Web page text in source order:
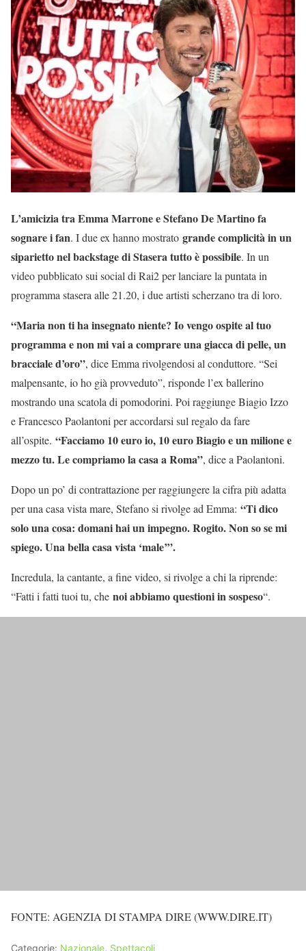
L’amicizia tra Emma Marrone e Stefano De Martino fa
sognare i fan. I due ex hanno mostrato grande complicità in un
siparietto nel backstage di Stasera tutto è possibile. In un
video pubblicato sui social di Rai2 per lanciare la puntata in
programma stasera alle 21.20, i due artisti scherzano tra di loro.
“Maria non ti ha insegnato niente? Io vengo ospite al tuo
programma e non mi vai a comprare una giacca di pelle, un
bracciale d’oro”, dice Emma rivolgendosi al conduttore. “Sei
malpensante, io ho già provveduto”, risponde l’ex ballerino
mostrando una scatola di pomodorini. Poi raggiunge Biagio Izzo
e Francesco Paolantoni per accordarsi sul regalo da fare
all’ospite. “Facciamo 10 euro io, 10 euro Biagio e un milione e
mezzo tu. Le compriamo la casa a Roma”, dice a Paolantoni.
Dopo un po’ di contrattazione per raggiungere la cifra più adatta
per una casa vista mare, Stefano si rivolge ad Emma: “Ti dico
solo una cosa: domani hai un impegno. Rogito. Non so se mi
spiego. Una bella casa vista ‘male’”.
Incredula, la cantante, a fine video, si rivolge a chi la riprende:
“Fatti i fatti tuoi tu, che noi abbiamo questioni in sospeso“.
FONTE: AGENZIA DI STAMPA DIRE (WWW.DIRE.IT)
Categorie: Nazionale, Spettacoli